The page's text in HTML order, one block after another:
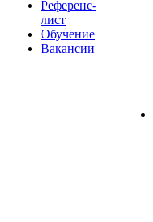
Референс-
лист
Обучение
Вакансии